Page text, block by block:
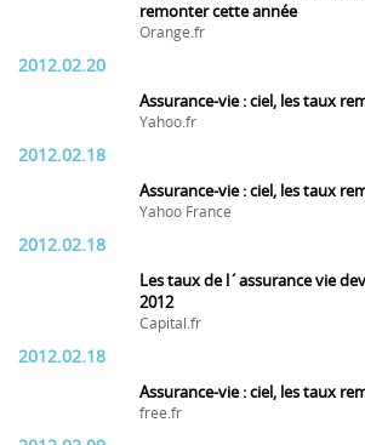
remonter cette année
Orange.fr
2012.02.20
Assurance-vie : ciel, les taux
Yahoo.fr
2012.02.18
Assurance-vie : ciel, les taux
Yahoo France
2012.02.18
Les taux de l´assurance vie
2012
Capital.fr
2012.02.18
Assurance-vie : ciel, les taux
free.fr